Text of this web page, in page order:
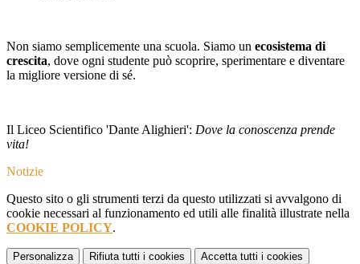
Non siamo semplicemente una scuola. Siamo un ecosistema di
crescita, dove ogni studente può scoprire, sperimentare e diventare
la migliore versione di sé.
Il Liceo Scientifico 'Dante Alighieri': Dove la conoscenza prende
vita!
Notizie
Questo sito o gli strumenti terzi da questo utilizzati si avvalgono di
cookie necessari al funzionamento ed utili alle finalità illustrate nella
COOKIE POLICY.
Personalizza Rifiuta tutti i cookies Accetta tutti i cookies